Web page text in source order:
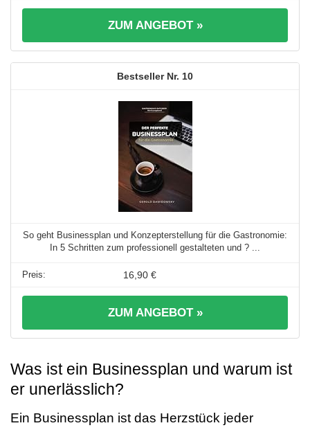
ZUM ANGEBOT »
10
So geht Businessplan und Konzepterstellung für die Gastronomie:
In 5 Schritten zum professionell gestalteten und ? ...
16,90 €
ZUM ANGEBOT »
Was ist ein Businessplan und warum ist
er unerlässlich?
Ein Businessplan ist das Herzstück jeder